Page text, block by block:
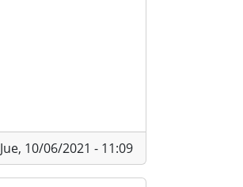
Jue, 10/06/2021 - 11:09